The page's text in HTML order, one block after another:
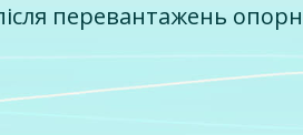
перевантажень